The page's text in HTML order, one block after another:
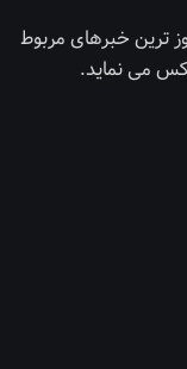
ترین خبرهای مربوط
می نماید.